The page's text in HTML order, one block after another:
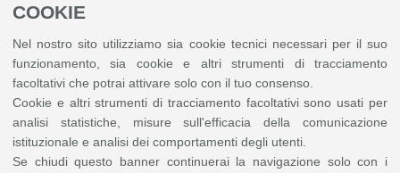
COOKIE
Nel nostro sito utilizziamo sia cookie tecnici necessari per il suo
funzionamento, sia cookie e altri strumenti di tracciamento
facoltativi che potrai attivare solo con il tuo consenso.
Cookie e altri strumenti di tracciamento facoltativi sono usati per
analisi statistiche, misure sull'efficacia della comunicazione
istituzionale e analisi dei comportamenti degli utenti.
Se chiudi questo banner continuerai la navigazione solo con i